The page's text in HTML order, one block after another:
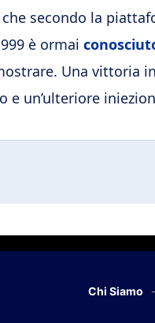
secondo la
è ormai
Una vittoria
e un’ulteriore
Chi Siamo